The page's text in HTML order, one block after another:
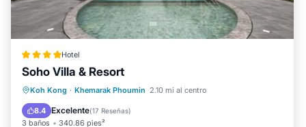
Hotel
Soho Villa & Resort
Koh Kong · Khemarak Phoumin 2.10 mi al centro
8.4 Excelente(17 Reseñas)
3 baños 340.86 pies²
Frente al mar Aparcamiento
Vista al mar